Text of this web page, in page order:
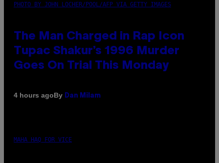
PHOTO BY JOHN LOCHER/POOL/AFP VIA GETTY IMAGES
The Man Charged in Rap Icon
Tupac Shakur’s 1996 Murder
Goes On Trial This Monday
4 hours agoBy Dan Milam
MAHA HAQ FOR VICE